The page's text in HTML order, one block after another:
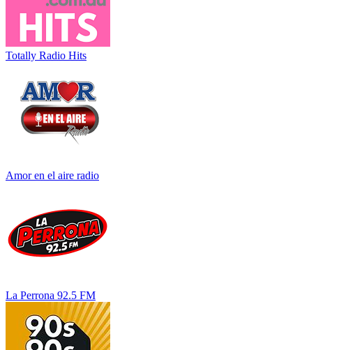
Totally Radio Hits
Amor en el aire radio
La Perrona 92.5 FM